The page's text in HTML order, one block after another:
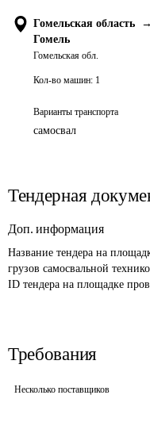
Гомельская область
→
Гомель
Гомельская обл.
Кол-во машин: 1
Варианты транспорта
самосвал
Тендерная
Доп. информация
Название тендера на
грузов самосвальной
ID тендера на площадке
Требования
Несколько поставщиков